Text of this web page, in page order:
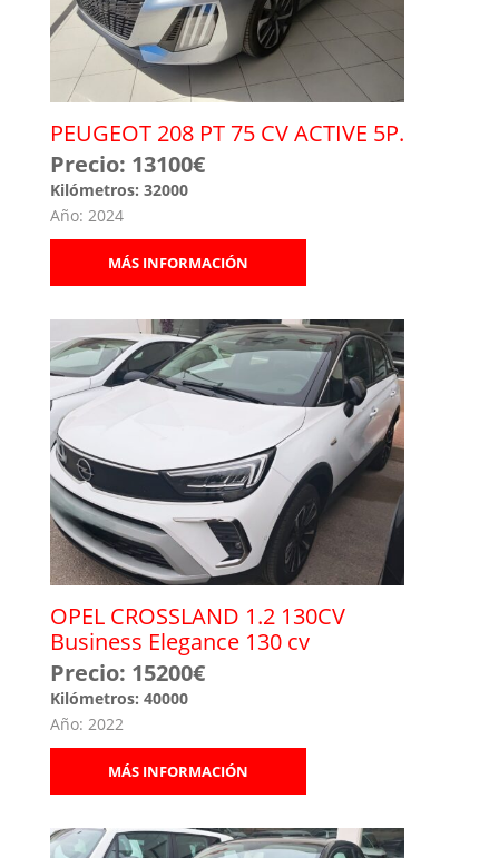
PEUGEOT 208 PT 75 CV ACTIVE 5P.
Precio: 13100€
Kilómetros: 32000
Año: 2024
MÁS INFORMACIÓN
OPEL CROSSLAND 1.2 130CV
Business Elegance 130 cv
Precio: 15200€
Kilómetros: 40000
Año: 2022
MÁS INFORMACIÓN